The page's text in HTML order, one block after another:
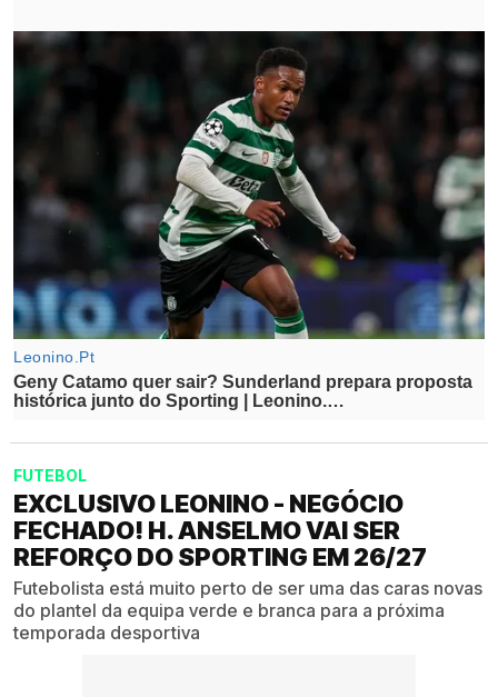
FUTEBOL
EXCLUSIVO LEONINO - NEGÓCIO
FECHADO! H. ANSELMO VAI SER
REFORÇO DO SPORTING EM 26/27
Futebolista está muito perto de ser uma das caras novas
do plantel da equipa verde e branca para a próxima
temporada desportiva